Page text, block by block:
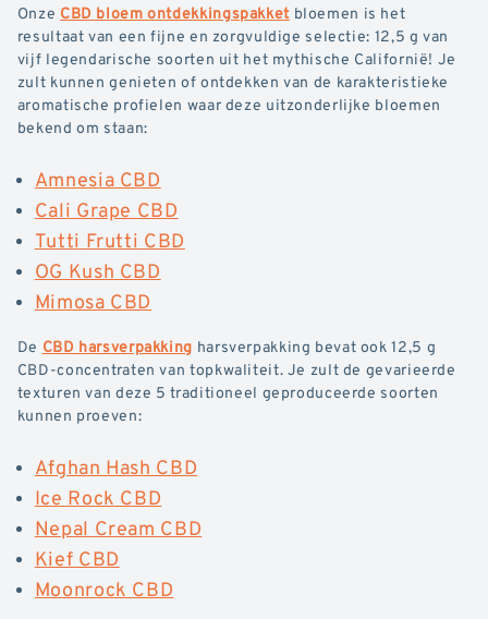
Onze CBD bloem ontdekkingspakketbloemen is het
resultaat van een fijne en zorgvuldige selectie: 12,5 g van
vijf legendarische soorten uit het mythische Californië! Je
zult kunnen genieten of ontdekken van de karakteristieke
aromatische profielen waar deze uitzonderlijke bloemen
bekend om staan:
Amnesia CBD
Cali Grape CBD
Tutti Frutti CBD
OG Kush CBD
Mimosa CBD
De CBD harsverpakking harsverpakking bevat ook 12,5 g
CBD-concentraten van topkwaliteit. Je zult de gevarieerde
texturen van deze 5 traditioneel geproduceerde soorten
kunnen proeven:
Afghan Hash CBD
Ice Rock CBD
Nepal Cream CBD
Kief CBD
Moonrock CBD